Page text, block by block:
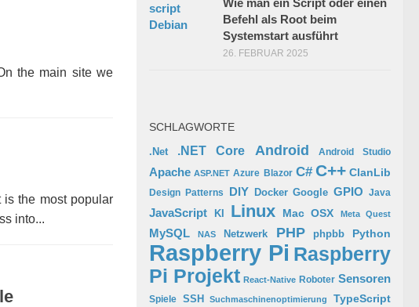
the main site we
the most popular
into...
Wie man ein Script oder einen
Befehl als Root beim
Systemstart ausführt
26. FEBRUAR 2025
SCHLAGWORTE
.Net .NET Core Android Android Studio
Apache ASP.NET Azure Blazor C# C++ ClanLib
Design Patterns DIY Docker Google GPIO Java
JavaScript KI Linux Mac OSX Meta Quest
MySQL NAS Netzwerk PHP phpbb Python
Raspberry Pi Raspberry
Pi Projekt React-Native Roboter Sensoren
Spiele SSH Suchmaschinenoptimierung TypeScript